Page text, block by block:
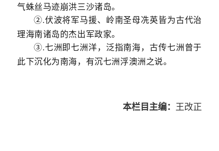
气蛛丝马迹崩洪三沙诸岛。
②.伏波将军马援、岭南圣母冼英皆为古代治
理海南诸岛的杰出军政家。
③.七洲即七洲洋，泛指南海，古传七洲曾于
此下沉化为南海，有沉七洲浮澳洲之说。
本栏目主编： 王改正